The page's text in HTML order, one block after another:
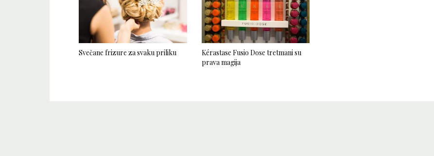
Svečane frizure za svaku priliku
Kérastase Fusio Dose tretmani su
prava magija